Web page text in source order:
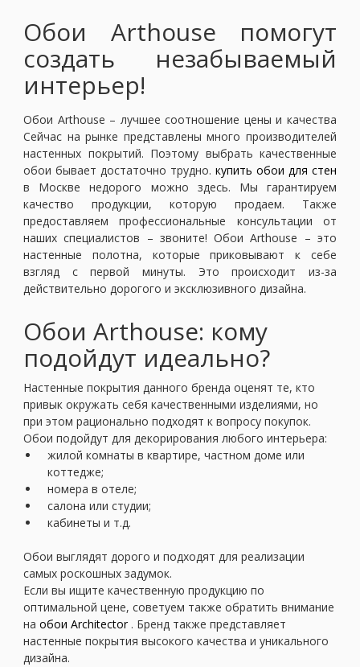
Заказать обратный звонок
Обои Arthouse помогут
создать незабываемый
интерьер!
Обои Arthouse – лучшее соотношение цены и качества
Сейчас на рынке представлены много производителей
настенных покрытий. Поэтому выбрать качественные
обои бывает достаточно трудно. купить обои для стен
в Москве недорого можно здесь. Мы гарантируем
качество продукции, которую продаем. Также
предоставляем профессиональные консультации от
наших специалистов – звоните! Обои Arthouse – это
настенные полотна, которые приковывают к себе
взгляд с первой минуты. Это происходит из-за
действительно дорогого и эксклюзивного дизайна.
Обои Arthouse: кому
подойдут идеально?
Настенные покрытия данного бренда оценят те, кто
привык окружать себя качественными изделиями, но
при этом рационально подходят к вопросу покупок.
Обои подойдут для декорирования любого интерьера:
жилой комнаты в квартире, частном доме или
коттедже;
номера в отеле;
салона или студии;
кабинеты и т.д.
Обои выглядят дорого и подходят для реализации
самых роскошных задумок.
Если вы ищите качественную продукцию по
оптимальной цене, советуем также обратить внимание
на обои Architector . Бренд также представляет
настенные покрытия высокого качества и уникального
дизайна.